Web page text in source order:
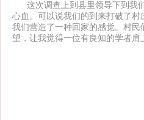
这次调查上到县里领导下到我们
心血。可以说我们的到来打破了
我们营造了一种回家的感觉。村
望，让我觉得一位有良知的学者